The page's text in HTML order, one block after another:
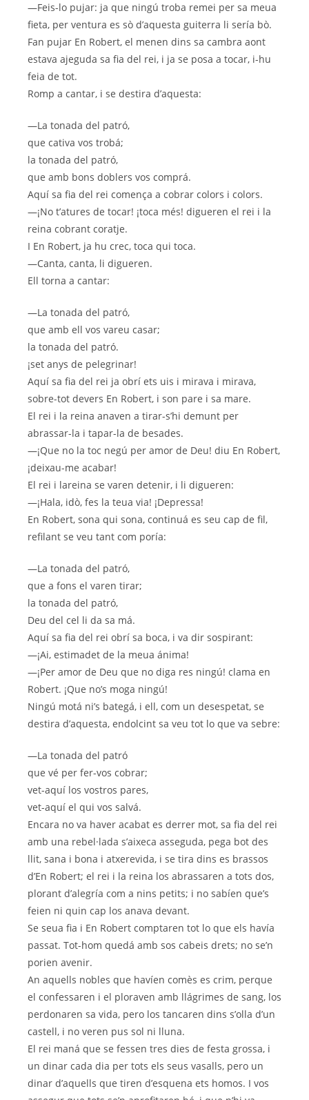
—Feis-lo pujar: ja que ningú troba remei per sa meua
fieta, per ventura es sò d’aquesta guiterra li sería bò.
Fan pujar En Robert, el menen dins sa cambra aont
estava ajeguda sa fia del rei, i ja se posa a tocar, i-hu
feia de tot.
Romp a cantar, i se destira d’aquesta:
—La tonada del patró,
que cativa vos trobá;
la tonada del patró,
que amb bons doblers vos comprá.
Aquí sa fia del rei comença a cobrar colors i colors.
—¡No t’atures de tocar! ¡toca més! digueren el rei i la
reina cobrant coratje.
I En Robert, ja hu crec, toca qui toca.
—Canta, canta, li digueren.
Ell torna a cantar:
—La tonada del patró,
que amb ell vos vareu casar;
la tonada del patró.
¡set anys de pelegrinar!
Aquí sa fia del rei ja obrí ets uis i mirava i mirava,
sobre-tot devers En Robert, i son pare i sa mare.
El rei i la reina anaven a tirar-s’hi demunt per
abrassar-la i tapar-la de besades.
—¡Que no la toc negú per amor de Deu! diu En Robert,
¡deixau-me acabar!
El rei i lareina se varen detenir, i li digueren:
—¡Hala, idò, fes la teua via! ¡Depressa!
En Robert, sona qui sona, continuá es seu cap de fil,
refilant se veu tant com poría:
—La tonada del patró,
que a fons el varen tirar;
la tonada del patró,
Deu del cel li da sa má.
Aquí sa fia del rei obrí sa boca, i va dir sospirant:
—¡Ai, estimadet de la meua ánima!
—¡Per amor de Deu que no diga res ningú! clama en
Robert. ¡Que no’s moga ningú!
Ningú motá ni’s bategá, i ell, com un desespetat, se
destira d’aquesta, endolcint sa veu tot lo que va sebre:
—La tonada del patró
que vé per fer-vos cobrar;
vet-aquí los vostros pares,
vet-aquí el qui vos salvá.
Encara no va haver acabat es derrer mot, sa fia del rei
amb una rebel·lada s’aixeca asseguda, pega bot des
llit, sana i bona i atxerevida, i se tira dins es brassos
d’En Robert; el rei i la reina los abrassaren a tots dos,
plorant d’alegría com a nins petits; i no sabíen que’s
feien ni quin cap los anava devant.
Se seua fia i En Robert comptaren tot lo que els havía
passat. Tot-hom quedá amb sos cabeis drets; no se’n
porien avenir.
An aquells nobles que havíen comès es crim, perque
el confessaren i el ploraven amb llágrimes de sang, los
perdonaren sa vida, pero los tancaren dins s’olla d’un
castell, i no veren pus sol ni lluna.
El rei maná que se fessen tres dies de festa grossa, i
un dinar cada dia per tots els seus vasalls, pero un
dinar d’aquells que tiren d’esquena ets homos. I vos